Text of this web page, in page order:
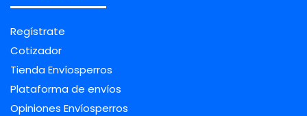
Regístrate
Cotizador
Tienda Envíosperros
Plataforma de envíos
Opiniones Envíosperros